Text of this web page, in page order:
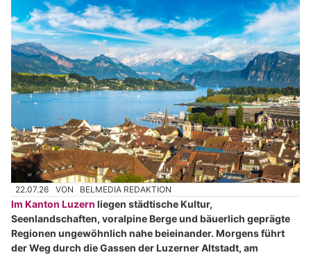
22.07.26 VON BELMEDIA REDAKTION
Im Kanton Luzern liegen städtische Kultur,
Seenlandschaften, voralpine Berge und bäuerlich geprägte
Regionen ungewöhnlich nahe beieinander. Morgens führt
der Weg durch die Gassen der Luzerner Altstadt, am